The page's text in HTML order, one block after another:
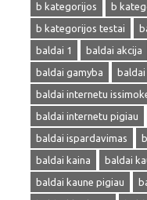
b kategorijos
b
b kategorijos testai
baldai 1
baldai akcija
baldai gamyba
baldai internetu
baldai internetu pigiau
baldai ispardavimas
baldai kaina
baldai
baldai kaune pigiau